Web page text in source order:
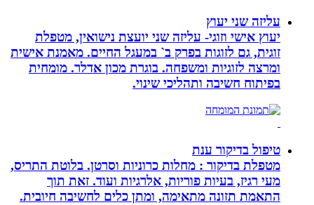
עליזה שני יעוץ
יעוץ אישי וזוגי- עליזה שני יועצת נישואין, מטפלת
זוגית, גם לזוגות בפרק ב` במעגל החיים. מאמנת אישית
ומרצה לזוגיות ומשפחה. בוגרת מכון אדלר. מומחית
בפיתוח חשיבה ותהליכי שינוי.
טיפול בדיקור ענת
מטפלת בדיקור : מחלות כרוניות וסרטן. בלוטת התריס,
מעי רגיז, בעיות פוריות, אלרגיות ועוד. זאת תוך
התאמת תזונה מתאימה, ומתן כלים לחשיבה חיובית.